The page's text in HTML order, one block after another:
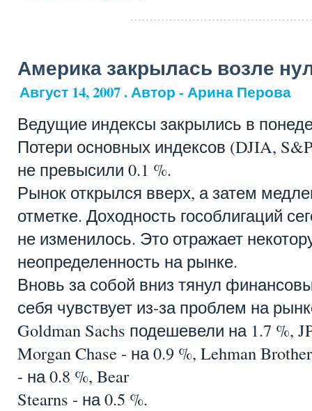
Америка закрылась возле
Август 14, 2007 . Автор - Арина Перова
Ведущие индексы закрылись в
Потери основных индексов (DJIA,
не превысили 0.1 %.
Рынок открылся вверх, а затем
отметке. Доходность гособлигаций
не изменилось. Это отражает
неопределенность на рынке.
Вновь за собой вниз тянул
себя чувствует из-за проблем на
Goldman Sachs подешевели на 1.7 %,
Morgan Chase - на 0.9 %, Lehman
- на 0.8 %, Bear
Stearns - на 0.5 %.